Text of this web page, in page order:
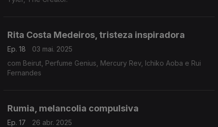
Rita Costa Medeiros, tristeza inspiradora
Ep. 18
03 mai. 2025
com Beirut, Perfume Genius, Mercury Rev, Ichiko Aoba e Rui
Fernandes
Rumia, melancolia compulsiva
Ep. 17
26 abr. 2025